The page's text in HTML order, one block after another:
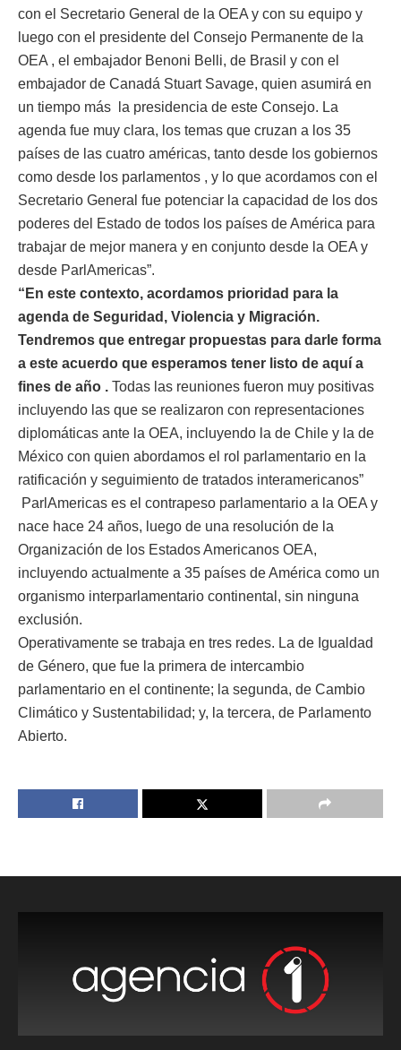
con el Secretario General de la OEA y con su equipo y
luego con el presidente del Consejo Permanente de la
OEA , el embajador Benoni Belli, de Brasil y con el
embajador de Canadá Stuart Savage, quien asumirá en
un tiempo más la presidencia de este Consejo. La
agenda fue muy clara, los temas que cruzan a los 35
países de las cuatro américas, tanto desde los gobiernos
como desde los parlamentos , y lo que acordamos con el
Secretario General fue potenciar la capacidad de los dos
poderes del Estado de todos los países de América para
trabajar de mejor manera y en conjunto desde la OEA y
desde ParlAmericas”.
“En este contexto, acordamos prioridad para la
agenda de Seguridad, Violencia y Migración.
Tendremos que entregar propuestas para darle forma
a este acuerdo que esperamos tener listo de aquí a
fines de año . Todas las reuniones fueron muy positivas
incluyendo las que se realizaron con representaciones
diplomáticas ante la OEA, incluyendo la de Chile y la de
México con quien abordamos el rol parlamentario en la
ratificación y seguimiento de tratados interamericanos”
ParlAmericas es el contrapeso parlamentario a la OEA y
nace hace 24 años, luego de una resolución de la
Organización de los Estados Americanos OEA,
incluyendo actualmente a 35 países de América como un
organismo interparlamentario continental, sin ninguna
exclusión.
Operativamente se trabaja en tres redes. La de Igualdad
de Género, que fue la primera de intercambio
parlamentario en el continente; la segunda, de Cambio
Climático y Sustentabilidad; y, la tercera, de Parlamento
Abierto.